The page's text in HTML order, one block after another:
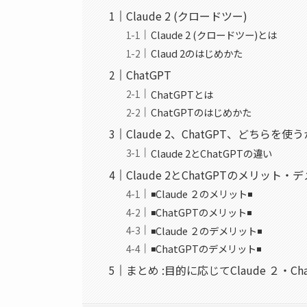
Claude 2 (クロードツー)
Claude 2 (クロードツー)とは
Claud 2のはじめかた
ChatGPT
ChatGPTとは
ChatGPTのはじめかた
Claude 2、ChatGPT、どちらを使う
Claude 2とChatGPTの違い
Claude 2とChatGPTのメリット・
◾Claude ２のメリット◾
◾ChatGPTのメリット◾
◾Claude ２のデメリット◾
◾ChatGPTのデメリット◾
まとめ :目的に応じてClaude ２・